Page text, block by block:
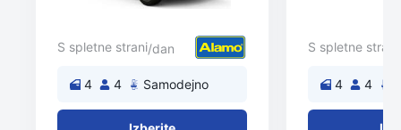
S spletne strani/dan
4 4 Samodejno
S spletne strani
4 4